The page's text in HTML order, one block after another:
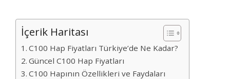
İçerik Haritası
C100 Hap Fiyatları Türkiye’de Ne Kadar?
Güncel C100 Hap Fiyatları
C100 Hapının Özellikleri ve Faydaları